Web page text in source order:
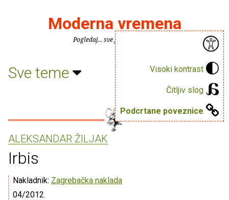
Visoki kontrast
Čitljiv slog
Podcrtane poveznice
Moderna vremena
Pogledaj... sve je puno knjiga.
Sve teme
ALEKSANDAR ŽILJAK
Irbis
Nakladnik: Zagrebačka naklada
04/2012.